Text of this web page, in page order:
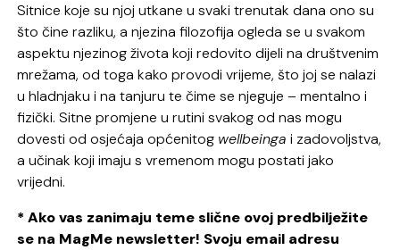
Sitnice koje su njoj utkane u svaki trenutak dana ono su
što čine razliku, a njezina filozofija ogleda se u svakom
aspektu njezinog života koji redovito dijeli na društvenim
mrežama, od toga kako provodi vrijeme, što joj se nalazi
u hladnjaku i na tanjuru te čime se njeguje – mentalno i
fizički. Sitne promjene u rutini svakog od nas mogu
dovesti od osjećaja općenitog wellbeinga i zadovoljstva,
a učinak koji imaju s vremenom mogu postati jako
vrijedni.
* Ako vas zanimaju teme slične ovoj predbilježite
se na MagMe newsletter! Svoju email adresu